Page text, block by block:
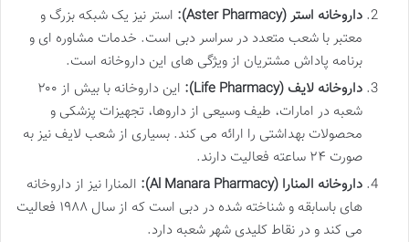
داروخانه استر (Aster Pharmacy):
استر نیز یک شبکه بزرگ و
معتبر با شعب متعدد در سراسر دبی است. خدمات مشاوره ای و
برنامه پاداش مشتریان از ویژگی های این داروخانه است.
داروخانه لایف (Life Pharmacy):
این داروخانه با بیش از ۲۰۰
شعبه در امارات، طیف وسیعی از داروها، تجهیزات پزشکی و
محصولات بهداشتی را ارائه می کند. بسیاری از شعب لایف نیز به
صورت ۲۴ ساعته فعالیت دارند.
داروخانه المنارا (Al Manara Pharmacy):
المنارا نیز از داروخانه
های باسابقه و شناخته شده در دبی است که از سال ۱۹۸۸ فعالیت
می کند و در نقاط کلیدی شهر شعبه دارد.